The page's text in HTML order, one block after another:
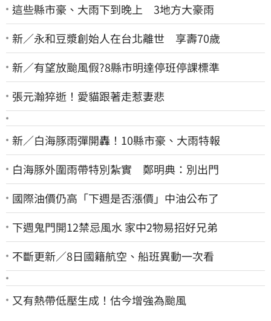
這些縣市豪、大雨下到晚上 3地方大豪雨
新／永和豆漿創始人在台北離世 享壽70歲
新／有望放颱風假?8縣市明達停班停課標準
張元瀚猝逝！愛貓跟著走惹妻悲
新／白海豚雨彈開轟！10縣市豪、大雨特報
白海豚外圍雨帶特別紮實 鄭明典：別出門
國際油價仍高「下週是否漲價」中油公布了
下週鬼門開12禁忌風水 家中2物易招好兄弟
不斷更新／8日國籍航空、船班異動一次看
又有熱帶低壓生成！估今增強為颱風